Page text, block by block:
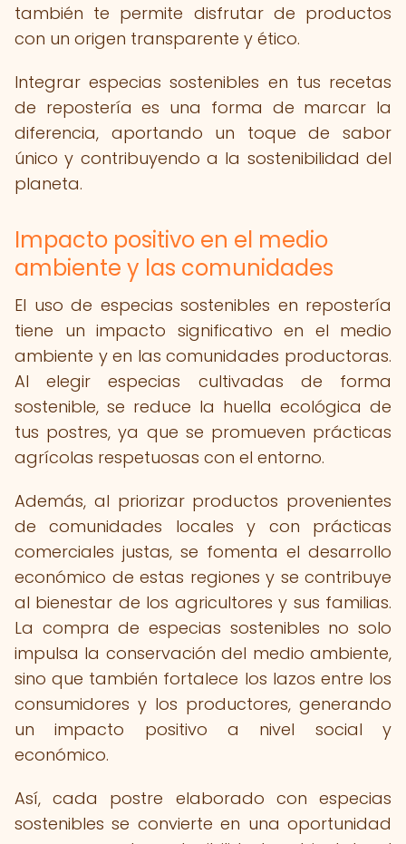
también te permite disfrutar de productos
con un origen transparente y ético.
Integrar especias sostenibles en tus recetas
de repostería es una forma de marcar la
diferencia, aportando un toque de sabor
único y contribuyendo a la sostenibilidad del
planeta.
Impacto positivo en el medio
ambiente y las comunidades
El uso de especias sostenibles en repostería
tiene un impacto significativo en el medio
ambiente y en las comunidades productoras.
Al elegir especias cultivadas de forma
sostenible, se reduce la huella ecológica de
tus postres, ya que se promueven prácticas
agrícolas respetuosas con el entorno.
Además, al priorizar productos provenientes
de comunidades locales y con prácticas
comerciales justas, se fomenta el desarrollo
económico de estas regiones y se contribuye
al bienestar de los agricultores y sus familias.
La compra de especias sostenibles no solo
impulsa la conservación del medio ambiente,
sino que también fortalece los lazos entre los
consumidores y los productores, generando
un impacto positivo a nivel social y
económico.
Así, cada postre elaborado con especias
sostenibles se convierte en una oportunidad